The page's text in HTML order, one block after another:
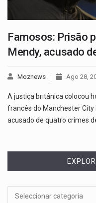
Famosos: Prisão
Mendy, acusado
Moznews Ago 28,
A justiça britânica colocou
francês do Manchester City
acusado de quatro crimes